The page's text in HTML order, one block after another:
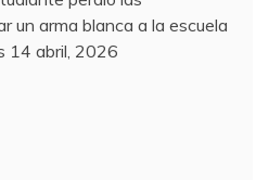
un arma blanca a la escuela
14 abril, 2026